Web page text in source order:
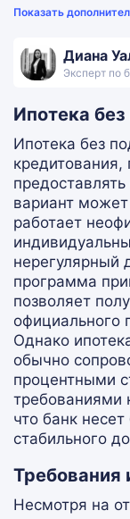
Показать
Диана
Эксперт по
Ипотека
Ипотека без
вариант
работает
нерегулярный
программа
позволяет
официального
Однако
обычно
процентными
требованиями
что банк
стабильного
Требования
Несмотря на